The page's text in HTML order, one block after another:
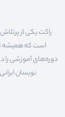
راکت یکی از
است که همیشه
دوره‌های آموزشی را
نویسان